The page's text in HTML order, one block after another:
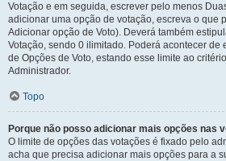
Votação e em seguida, escrever pelo menos
adicionar uma opção de votação, escreva o que
Adicionar opção de Voto). Deverá também
Votação, sendo 0 ilimitado. Poderá acontecer de
de Opções de Voto, estando esse limite ao
Administrador.
Topo
Porque não posso adicionar mais opções nas
O limite de opções das votações é fixado pelo
acha que precisa adicionar mais opções para a